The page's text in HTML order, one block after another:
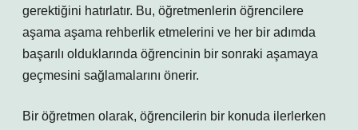
gerektiğini hatırlatır. Bu, öğretmenlerin öğrencilere
aşama aşama rehberlik etmelerini ve her bir adımda
başarılı olduklarında öğrencinin bir sonraki aşamaya
geçmesini sağlamalarını önerir.
Bir öğretmen olarak, öğrencilerin bir konuda ilerlerken